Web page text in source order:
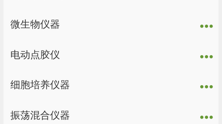
微生物仪器
电动点胶仪
细胞培养仪器
振荡混合仪器